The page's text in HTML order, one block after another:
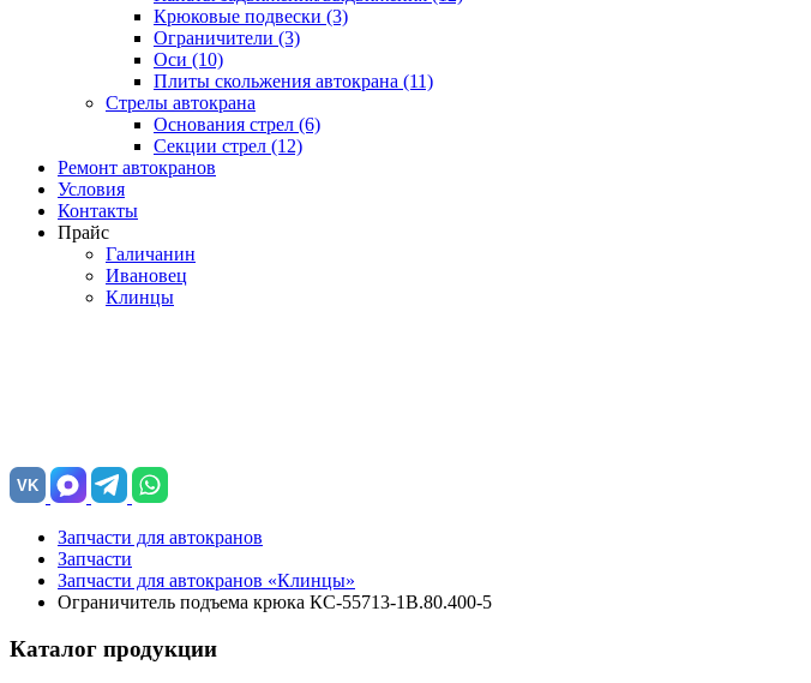
Крюковые подвески (3)
Ограничители (3)
Оси (10)
Плиты скольжения автокрана (11)
Стрелы автокрана
Основания стрел (6)
Секции стрел (12)
Ремонт автокранов
Условия
Контакты
Прайс
Галичанин
Ивановец
Клинцы
VK
Запчасти для автокранов
Запчасти
Запчасти для автокранов «Клинцы»
Ограничитель подъема крюка КС-55713-1В.80.400-5
Каталог продукции